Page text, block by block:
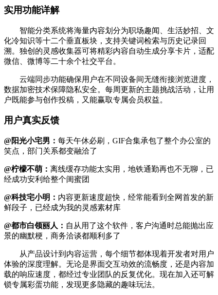
实用功能详解
智能分类系统将海量内容划分为职场趣闻、生活妙招、文
化冷知识等十二个垂直板块，支持关键词检索与历史记录回
溯。独创的灵感收集器可将精彩内容自动生成分享卡片，适配
微信、微博等二十余个社交平台。
云端同步功能确保用户在不同设备间无缝衔接浏览进度，
数据加密技术保障隐私安全。每周更新的主题挑战活动，让用
户既能参与创作投稿，又能赢取专属会员权益。
用户真实反馈
@阳光小宅男： 每天午休必刷，GIF合集承包了整个办公室的
笑点，部门关系都变融洽了
@柠檬不萌： 离线缓存功能太实用，地铁通勤再也不无聊，已
经成功安利给整个闺蜜团
@科技宅小明： 内容更新速度超快，经常能看到全网首发的新
鲜段子，已经成为我的灵感素材库
@都市白领丽人： 自从用了这个软件，客户沟通时总能抛出应
景的幽默梗，商务洽谈都顺利多了
从产品设计到内容运营，每个细节都体现着开发者对用户
体验的深度理解。无论是界面交互动效的流畅度，还是内容加
载的响应速度，都经过专业团队的反复优化。现在加入还可解
锁专属彩蛋功能，发现更多隐藏的趣味玩法。